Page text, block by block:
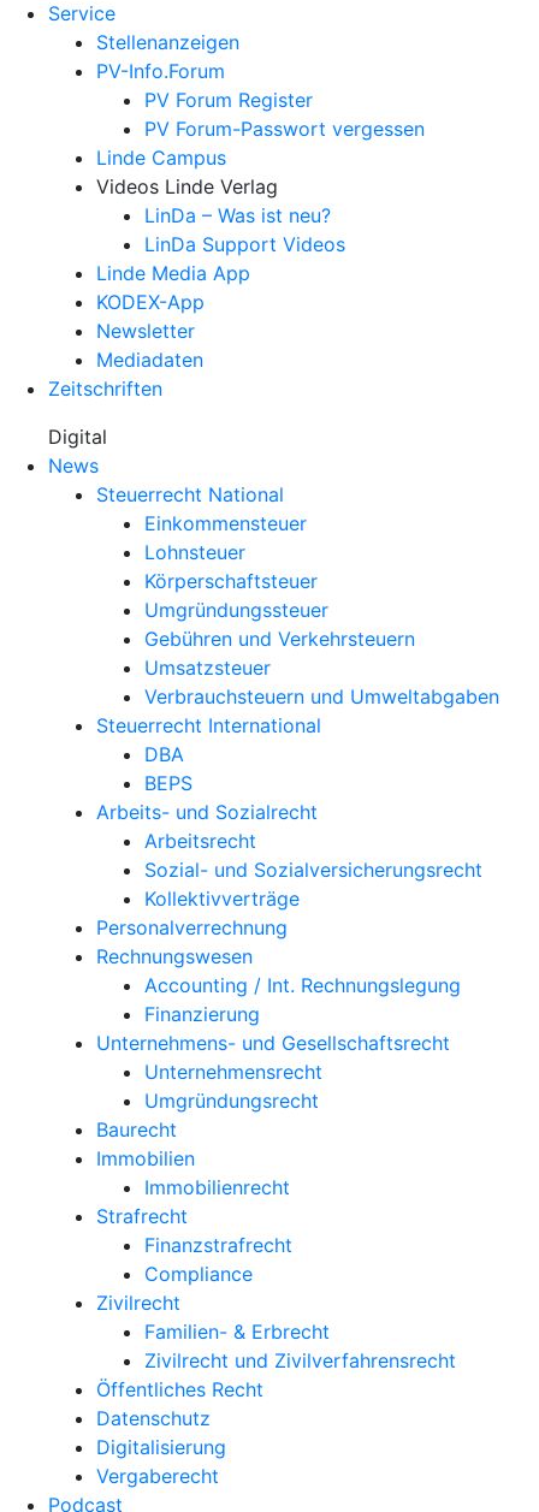
Service
Stellenanzeigen
PV-Info.Forum
PV Forum Register
PV Forum-Passwort vergessen
Linde Campus
Videos Linde Verlag
LinDa – Was ist neu?
LinDa Support Videos
Linde Media App
KODEX-App
Newsletter
Mediadaten
Zeitschriften
Digital
News
Steuerrecht National
Einkommensteuer
Lohnsteuer
Körperschaftsteuer
Umgründungssteuer
Gebühren und Verkehrsteuern
Umsatzsteuer
Verbrauchsteuern und Umweltabgaben
Steuerrecht International
DBA
BEPS
Arbeits- und Sozialrecht
Arbeitsrecht
Sozial- und Sozialversicherungsrecht
Kollektivverträge
Personalverrechnung
Rechnungswesen
Accounting / Int. Rechnungslegung
Finanzierung
Unternehmens- und Gesellschaftsrecht
Unternehmensrecht
Umgründungsrecht
Baurecht
Immobilien
Immobilienrecht
Strafrecht
Finanzstrafrecht
Compliance
Zivilrecht
Familien- & Erbrecht
Zivilrecht und Zivilverfahrensrecht
Öffentliches Recht
Datenschutz
Digitalisierung
Vergaberecht
Podcast